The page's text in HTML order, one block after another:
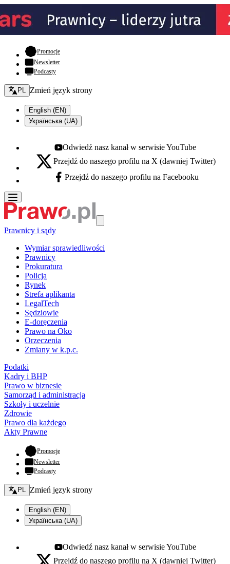
Promocje- otwiera się w nowej karcie
Newsletter
Podcasty
Zmień język - bieżący:
PL Zmień język strony
English (EN)
Українська (UA)
Youtube - otwiera się w nowej karcie
Odwiedź nasz kanał w serwisie YouTube
X - otwiera się w nowej karcie
Przejdź do naszego profilu na X (dawniej Twitter)
Facebook - otwiera się w nowej karcie
Przejdź do naszego profilu na Facebooku
Prawnicy i sądy
Wymiar sprawiedliwości
Prawnicy
Prokuratura
Policja
Rynek
Strefa aplikanta
LegalTech
Sędziowie
E-doręczenia
Prawo na Oko
Orzeczenia
Zmiany w k.p.c.
Podatki
Kadry i BHP
Prawo w biznesie
Samorząd i administracja
Szkoły i uczelnie
Zdrowie
Prawo dla każdego
Akty Prawne
Promocje- otwiera się w nowej karcie
Newsletter
Podcasty
Zmień język - bieżący:
PL Zmień język strony
English (EN)
Українська (UA)
Youtube - otwiera się w nowej karcie
Odwiedź nasz kanał w serwisie YouTube
Przejdź do naszego profilu na X (dawniej Twitter)